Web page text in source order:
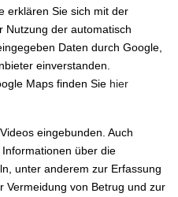
erklären Sie sich mit der
Nutzung der automatisch
Daten durch Google,
einverstanden.
Maps finden Sie hier
eingebunden. Auch
über die
unter anderem zur Erfassung
Vermeidung von Betrug und zur